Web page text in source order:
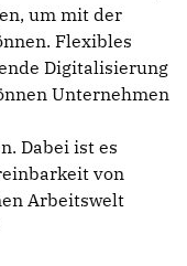
um mit der
Flexibles
Digitalisierung
Unternehmen
Dabei ist es
von
Arbeitswelt